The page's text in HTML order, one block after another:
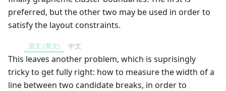
preferred, but the other two may be used in order to
satisfy the layout constraints.
原文 (英文) 中文
This leaves another problem, which is suprisingly
tricky to get fully right: how to measure the width of a
line between two candidate breaks, in order to